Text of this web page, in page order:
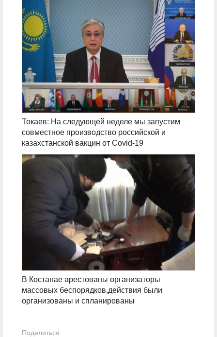
Токаев: На следующей неделе мы запустим
совместное производство российской и
казахстанской вакцин от Covid-19
В Костанае арестованы организаторы
массовых беспорядков,действия были
организованы и спланированы
Поделиться